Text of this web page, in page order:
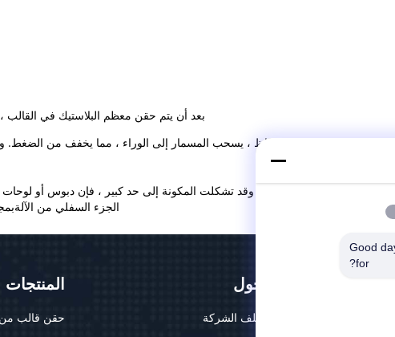
بعد أن يتم حقن معظم البلاستيك في القالب
بمجرد انتهاء فترة الاحتفاظ ، يسحب المسمار إلى الوراء ، مما يخفف من الضغط.
الاحتفاظ والتبريد قد اكتملت ، وقد تشكلت المكونة إلى حد كبير ، فإن دبوس أو
الجزء السفلي من
حول
ملف الشركة
المنتجات
حقن قالب من
Good
for?